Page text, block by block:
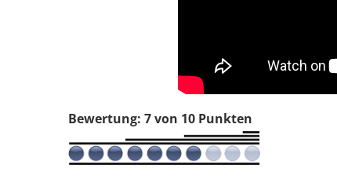
Bewertung: 7 von 10 Punkten